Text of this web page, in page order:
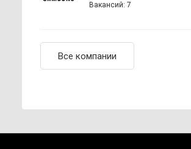
Вакансий: 7
Все компании